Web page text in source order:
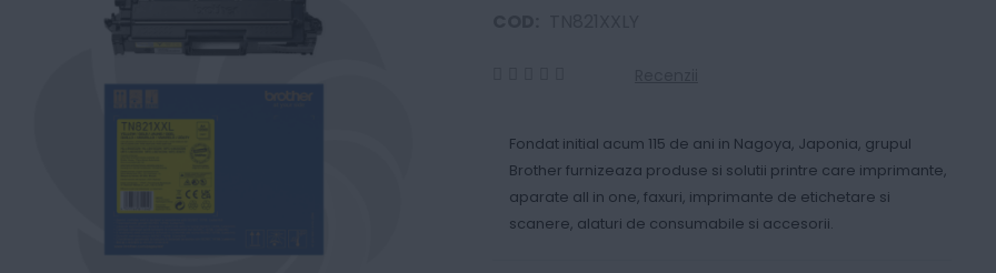
Fondat initial acum 115 de ani in Nagoya, Japonia, grupul
Brother furnizeaza produse si solutii printre care imprimante,
aparate all in one, faxuri, imprimante de etichetare si
scanere, alaturi de consumabile si accesorii.